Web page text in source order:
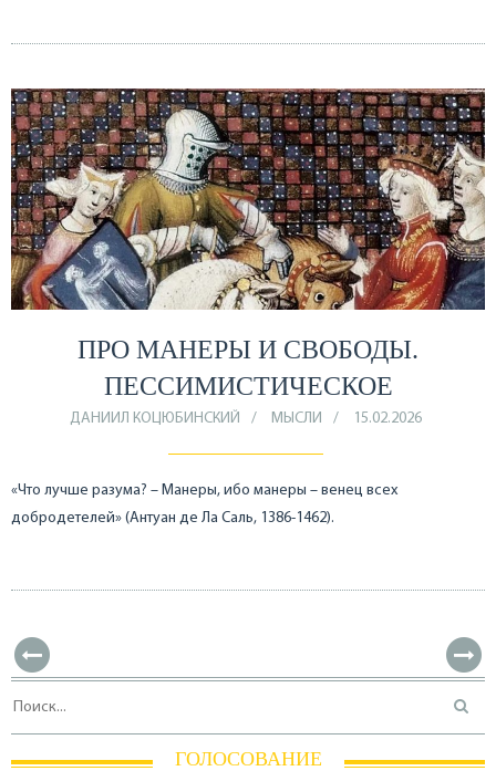
ПРО МАНЕРЫ И СВОБОДЫ.
ПЕССИМИСТИЧЕСКОЕ
ДАНИИЛ КОЦЮБИНСКИЙ МЫСЛИ 15.02.2026
«Что лучше разума? – Манеры, ибо манеры – венец всех
добродетелей» (Антуан де Ла Саль, 1386-1462).
ГОЛОСОВАНИЕ